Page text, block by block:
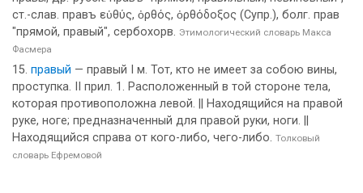
ст.-слав. правъ εὑθύς, ὀρθός, ὀρθόδοξος (Супр.), болг. прав
"прямой, правый", сербохорв. Этимологический словарь Макса
Фасмера
правый — правый I м. Тот, кто не имеет за собою вины,
проступка. II прил. 1. Расположенный в той стороне тела,
которая противоположна левой. || Находящийся на правой
руке, ноге; предназначенный для правой руки, ноги. ||
Находящийся справа от кого-либо, чего-либо. Толковый
словарь Ефремовой